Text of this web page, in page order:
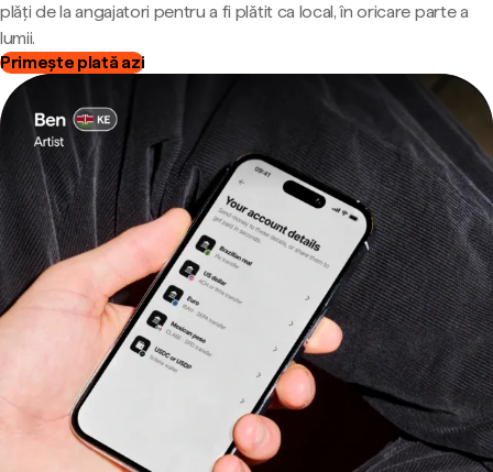
plăți de la angajatori pentru a fi plătit ca local, în oricare parte a
lumii.
Primește plată azi